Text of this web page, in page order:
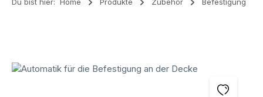
Bildergalerie überspringen